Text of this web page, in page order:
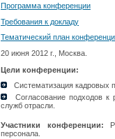
Программа конференции
Требования к докладу
Тематический план
20 июня 2012 г., Москва.
Цели конференции:
Систематизация кадровых
Согласование подходов к
служб отрасли.
Участники конференции:
персонала.